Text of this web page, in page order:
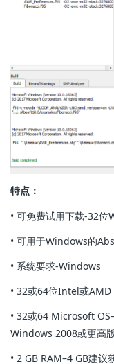
特点：
• 可免费试用下载-32
• 可用于Windows的
• 系统要求-Windows
• 32或64位Intel或AMD
• 32或64 Microsoft
Windows 2008或更高
• 2 GB RAM–4 GB建议